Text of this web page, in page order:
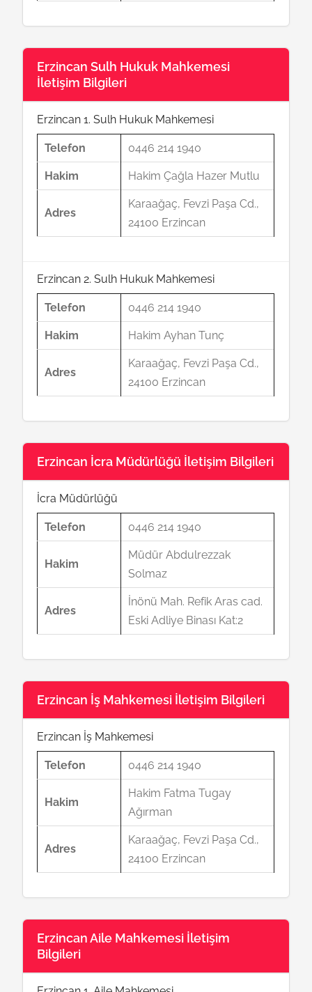
Erzincan Sulh Hukuk Mahkemesi
İletişim Bilgileri
Erzincan 1. Sulh Hukuk Mahkemesi
Telefon 0446 214 1940
Hakim Hakim Çağla Hazer Mutlu
Adres
Karaağaç, Fevzi Paşa Cd.,
24100 Erzincan
Erzincan 2. Sulh Hukuk Mahkemesi
Telefon 0446 214 1940
Hakim Hakim Ayhan Tunç
Adres
Karaağaç, Fevzi Paşa Cd.,
24100 Erzincan
Erzincan İcra Müdürlüğü İletişim Bilgileri
İcra Müdürlüğü
Telefon 0446 214 1940
Hakim
Müdür Abdulrezzak
Solmaz
Adres
İnönü Mah. Refik Aras cad.
Eski Adliye Binası Kat:2
Erzincan İş Mahkemesi İletişim Bilgileri
Erzincan İş Mahkemesi
Telefon 0446 214 1940
Hakim
Hakim Fatma Tugay
Ağırman
Adres
Karaağaç, Fevzi Paşa Cd.,
24100 Erzincan
Erzincan Aile Mahkemesi İletişim
Bilgileri